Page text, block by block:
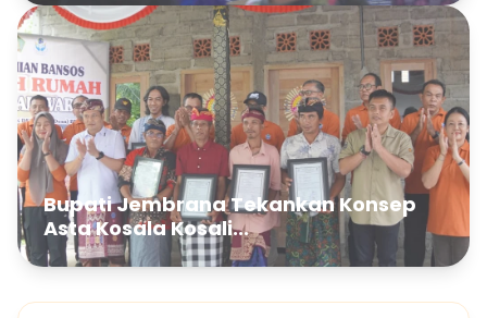
Bupati Jembrana Tekankan Konsep
Asta Kosala Kosali...